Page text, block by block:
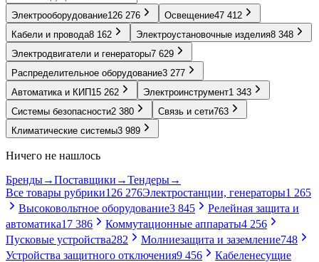
Электрооборудование126 276 Освещение47 412
Кабели и провода8 162 Электроустановочные изделия8 348
Электродвигатели и генераторы7 629
Распределительное оборудование3 277
Автоматика и КИП 15 262 Электроинструмент1 343
Системы безопасности2 380 Связь и сети763
Климатические системы3 989
Ничего не нашлось
Бренды→Поставщики →Тендеры→
Все товары рубрики126 276Электростанции, генераторы1 265
Высоковольтное оборудование3 845
Релейная защита и
автоматика17 386 Коммутационные аппараты4 256
Пусковые устройства282 Молниезащита и заземление748
Устройства защитного отключения9 456
Кабеленесущие